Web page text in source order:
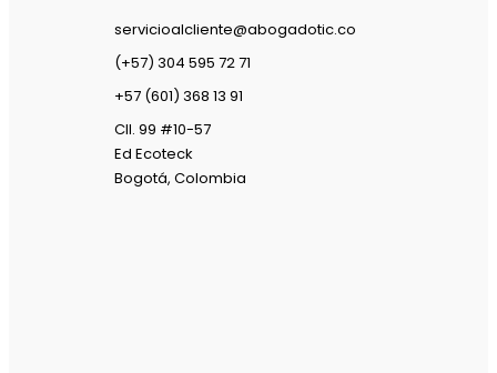
servicioalcliente@abogadotic.co
(+57) 304 595 72 71
+57 (601) 368 13 91
Cll. 99 #10-57
Ed Ecoteck
Bogotá, Colombia